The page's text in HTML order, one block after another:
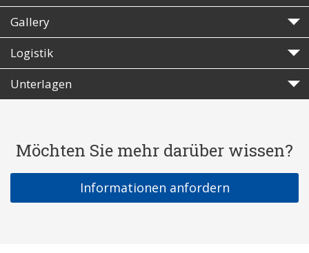
Gallery
Logistik
Unterlagen
Möchten Sie mehr darüber wissen?
Informationen anfordern